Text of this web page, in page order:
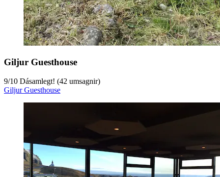
Giljur Guesthouse
9/10 Dásamlegt! (42 umsagnir)
Giljur Guesthouse